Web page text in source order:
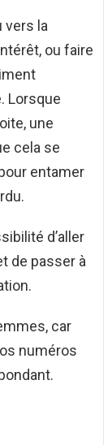
vers la
ou faire
Lorsque
une
cela se
entamer
d’aller
de passer à
car
numéros